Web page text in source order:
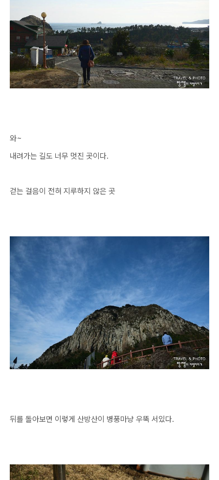
와~
내려가는 길도 너무 멋진 곳이다.
걷는 걸음이 전혀 지루하지 않은 곳
뒤를 돌아보면 이렇게 산방산이 병풍마냥 우뚝 서있다.